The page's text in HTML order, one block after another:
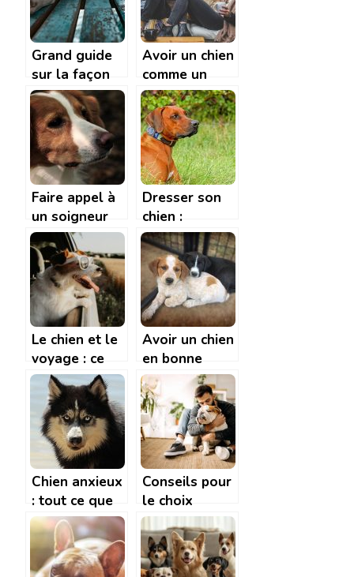
Grand guide
sur la façon
de dresser le
plus
efficacement
votre chien.
Avoir un chien
comme un
animal de
compagnie.
Faire appel à
un soigneur
animalier de
temps à autre
pour votre
chien.
Dresser son
chien :
quelques
accessoires
indispensables
Le chien et le
voyage : ce
qu’il faut
savoir
Avoir un chien
en bonne
santé,
comment y
parvenir ?
Chien anxieux
: tout ce que
vous devez
savoir
Conseils pour
le choix
d’alimentation
de votre chien